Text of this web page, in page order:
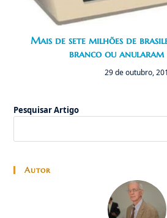
Mais de sete milhões de
branco ou anularam
29 de outubro,
Pesquisar Artigo
Autor